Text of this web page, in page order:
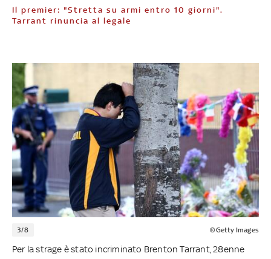
Il premier: "Stretta su armi entro 10 giorni".
Tarrant rinuncia al legale
3/8 ©Getty Images
Per la strage è stato incriminato Brenton Tarrant, 28enne